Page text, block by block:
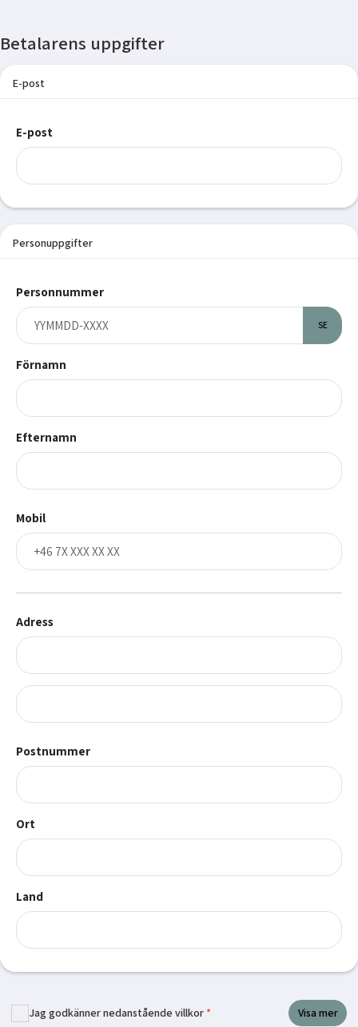
Betalarens uppgifter
E-post
E-post
Personuppgifter
Personnummer
SE
Förnamn
Efternamn
Mobil
Adress
Postnummer
Ort
Land
Jag godkänner nedanstående villkor * Visa mer